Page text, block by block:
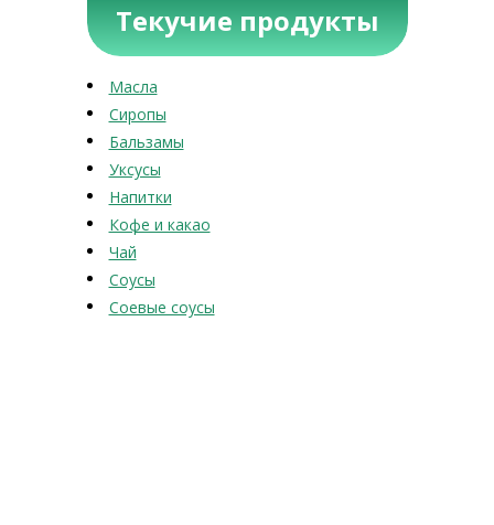
Текучие продукты
Масла
Сиропы
Бальзамы
Уксусы
Напитки
Кофе и какао
Чай
Соусы
Соевые соусы